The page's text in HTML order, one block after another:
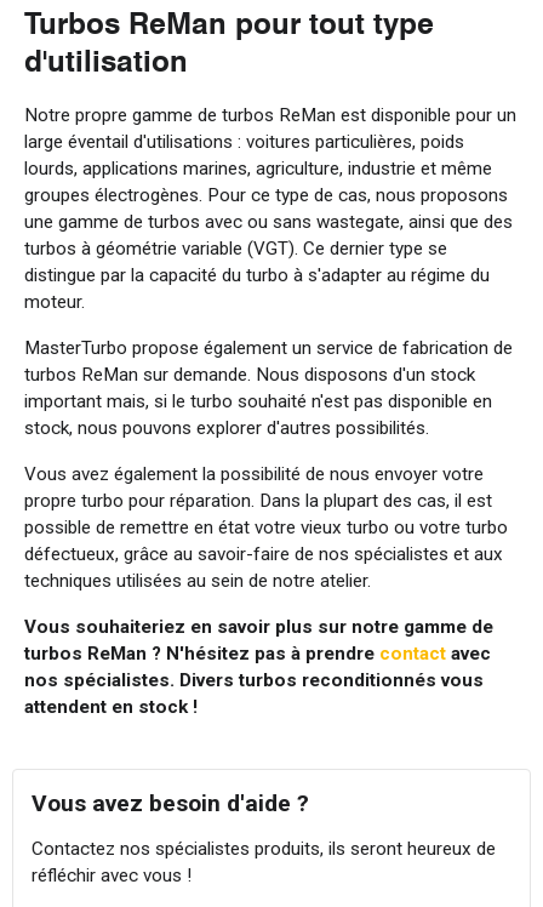
Turbos ReMan pour tout type
d'utilisation
Notre propre gamme de turbos ReMan est disponible pour un
large éventail d'utilisations : voitures particulières, poids
lourds, applications marines, agriculture, industrie et même
groupes électrogènes. Pour ce type de cas, nous proposons
une gamme de turbos avec ou sans wastegate, ainsi que des
turbos à géométrie variable (VGT). Ce dernier type se
distingue par la capacité du turbo à s'adapter au régime du
moteur.
MasterTurbo propose également un service de fabrication de
turbos ReMan sur demande. Nous disposons d'un stock
important mais, si le turbo souhaité n'est pas disponible en
stock, nous pouvons explorer d'autres possibilités.
Vous avez également la possibilité de nous envoyer votre
propre turbo pour réparation. Dans la plupart des cas, il est
possible de remettre en état votre vieux turbo ou votre turbo
défectueux, grâce au savoir-faire de nos spécialistes et aux
techniques utilisées au sein de notre atelier.
Vous souhaiteriez en savoir plus sur notre gamme de
turbos ReMan ? N'hésitez pas à prendre contact avec
nos spécialistes. Divers turbos reconditionnés vous
attendent en stock !
Vous avez besoin d'aide ?
Contactez nos spécialistes produits, ils seront heureux de
réfléchir avec vous !